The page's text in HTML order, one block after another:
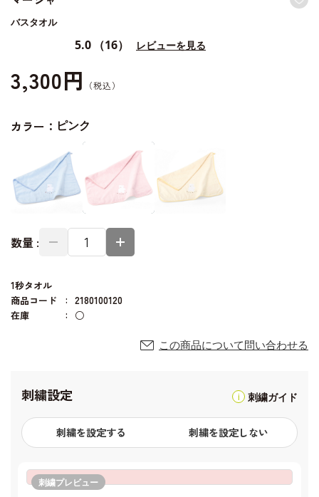
バスタオル
5.0 （16） レビューを見る
3,300円
カラー： ピンク
数量 :
1秒タオル
商品コード
2180100120
在庫
○
この商品について問い合わせる
刺繍設定 刺繍ガイド
刺繍を設定する 刺繍を設定しない
刺繍プレビュー